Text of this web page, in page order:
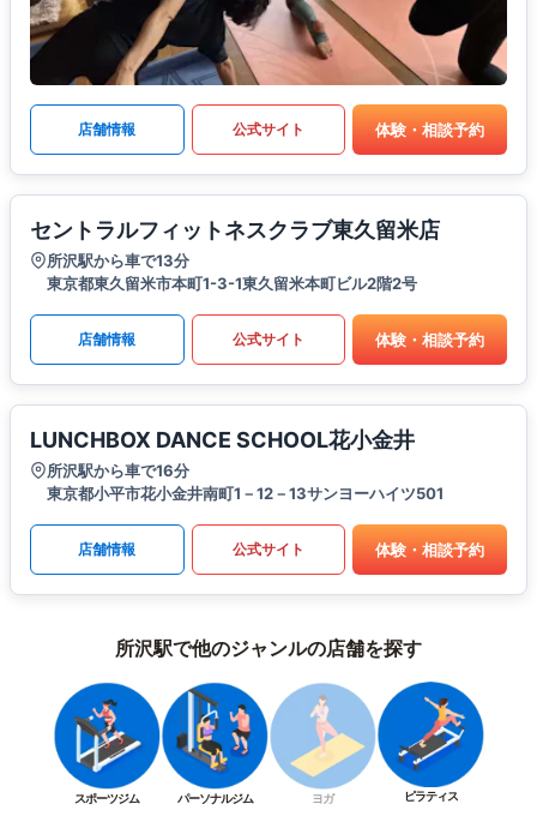
店舗情報 公式サイト 体験・相談予約
セントラルフィットネスクラブ東久留米店
所沢駅から車で13分
東京都東久留米市本町1-3-1東久留米本町ビル2階2号
店舗情報 公式サイト 体験・相談予約
LUNCHBOX DANCE SCHOOL花小金井
所沢駅から車で16分
東京都小平市花小金井南町1－12－13サンヨーハイツ501
店舗情報 公式サイト 体験・相談予約
所沢駅で他のジャンルの店舗を探す
スポーツジム パーソナルジム ヨガ ピラティス